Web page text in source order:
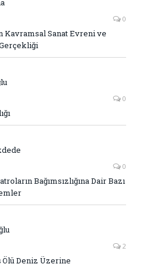
0
Kavramsal Sanat Evreni ve
0
0
Bağımsızlığına Dair Bazı
2
Ölü Deniz Üzerine